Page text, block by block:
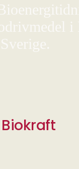
Biokraft